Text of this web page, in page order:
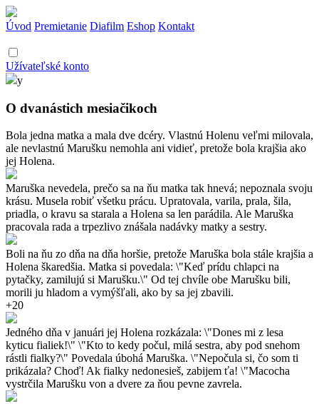
Úvod Premietanie Diafilm Eshop Kontakt
Užívateľské konto
y
O dvanástich mesiačikoch
Bola jedna matka a mala dve dcéry. Vlastnú Holenu veľmi milovala,
ale nevlastnú Marušku nemohla ani vidieť, pretože bola krajšia ako
jej Holena.
Maruška nevedela, prečo sa na ňu matka tak hnevá; nepoznala svoju
krásu. Musela robiť všetku prácu. Upratovala, varila, prala, šila,
priadla, o kravu sa starala a Holena sa len parádila. Ale Maruška
pracovala rada a trpezlivo znášala nadávky matky a sestry.
Boli na ňu zo dňa na dňa horšie, pretože Maruška bola stále krajšia a
Holena škaredšia. Matka si povedala: \"Keď prídu chlapci na
pytačky, zamilujú si Marušku.\" Od tej chvíle obe Marušku bili,
morili ju hladom a vymýšľali, ako by sa jej zbavili.
+20
Jedného dňa v januári jej Holena rozkázala: \"Dones mi z lesa
kyticu fialiek!\" \"Kto to kedy počul, milá sestra, aby pod snehom
rástli fialky?\" Povedala úbohá Maruška. \"Nepočula si, čo som ti
prikázala? Choď! Ak fialky nedonesieš, zabijem ťa! \"Macocha
vystrčila Marušku von a dvere za ňou pevne zavrela.